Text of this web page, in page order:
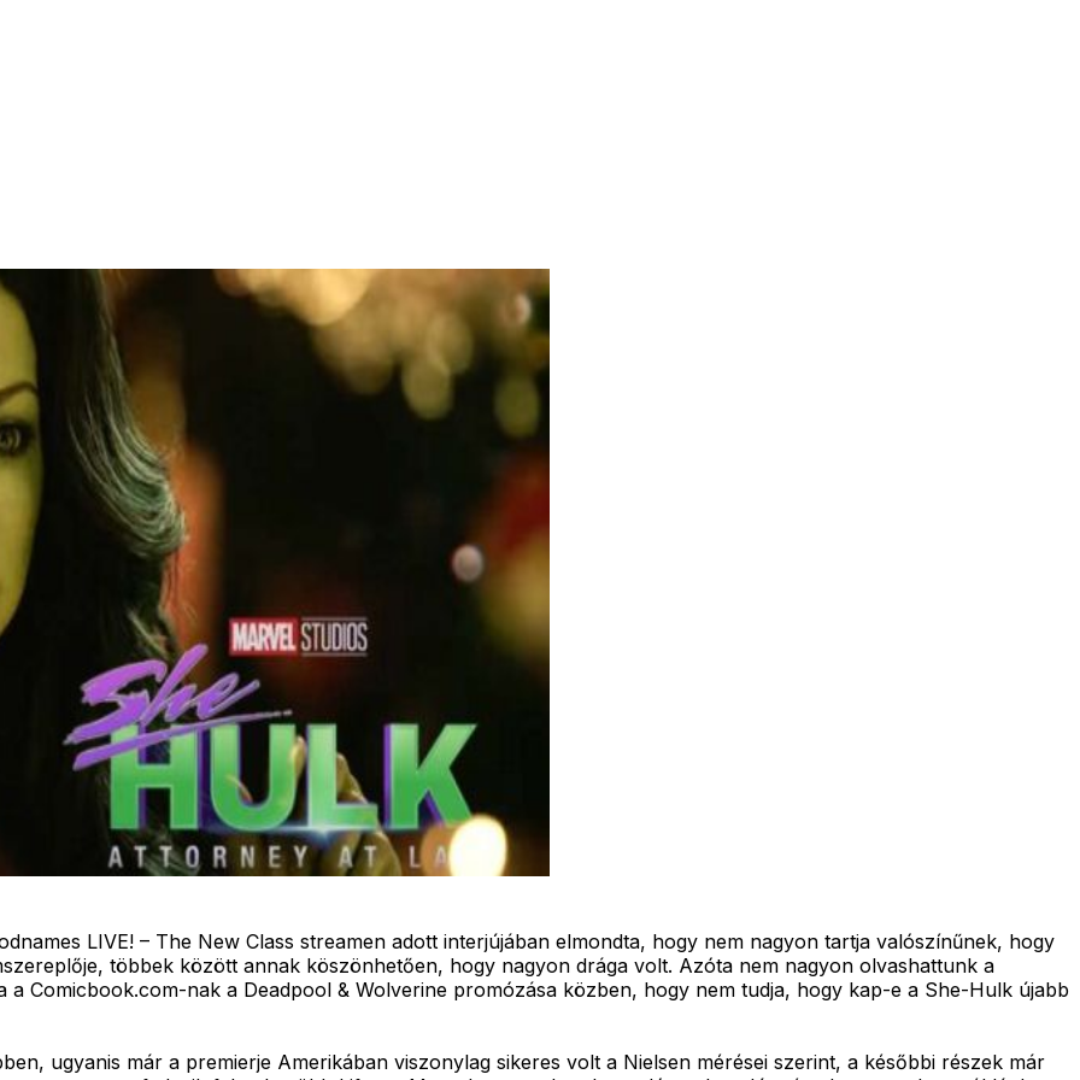
LIVE! – The New Class streamen adott interjújában elmondta, hogy nem nagyon tartja valószínűnek, hogy
többek között annak köszönhetően, hogy nagyon drága volt. Azóta nem nagyon olvashattunk a
Comicbook.com-nak a Deadpool & Wolverine promózása közben, hogy nem tudja, hogy kap-e a She-Hulk újabb
ugyanis már a premierje Amerikában viszonylag sikeres volt a Nielsen mérései szerint, a későbbi részek már